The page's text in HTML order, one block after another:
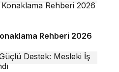
Rehberi 2026